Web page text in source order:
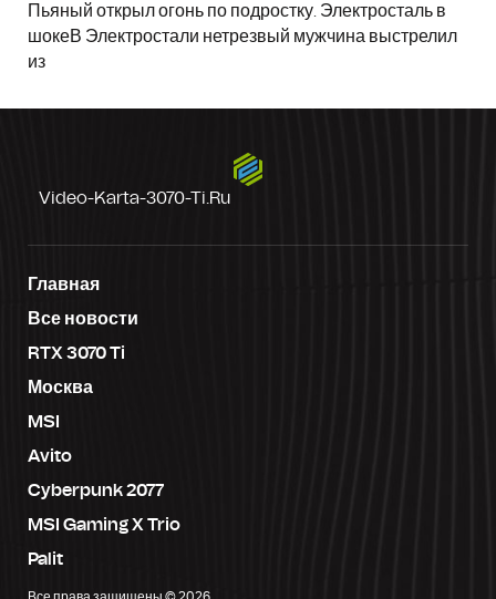
Пьяный открыл огонь по подростку. Электросталь в
шокеВ Электростали нетрезвый мужчина выстрелил
из
Video-Karta-3070-Ti.ru
Главная
Все новости
RTX 3070 Ti
Москва
MSI
Avito
Cyberpunk 2077
MSI Gaming X Trio
Palit